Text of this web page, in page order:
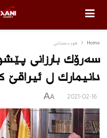
Home كوردستانى
سەرۆك بارزانی
دانیمارك ل ئیراقێ
2021-02-16
A
A